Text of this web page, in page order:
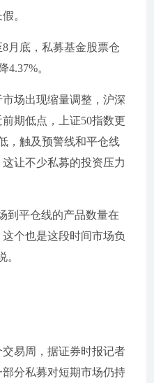
。
月底，私募基金股票仓
4.37%。
场出现缩量调整，沪深
期低点，上证50指数更
，触及预警线和平仓线
让不少私募的投资压力
到平仓线的产品数量在
个也是这段时间市场负
。
易周，据证券时报记者
分私募对短期市场仍持